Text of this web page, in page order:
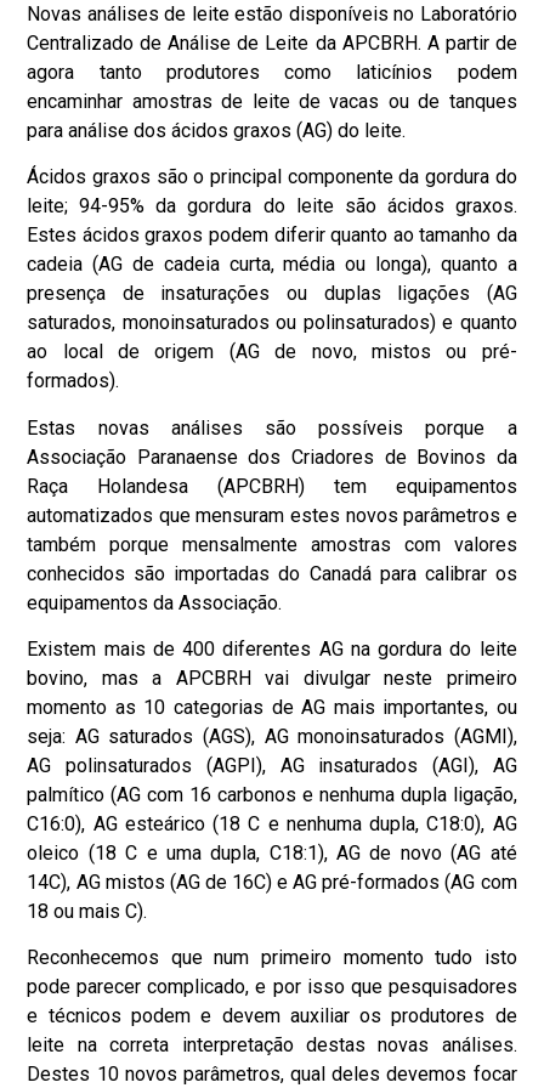
Novas análises de leite estão disponíveis no Laboratório
Centralizado de Análise de Leite da APCBRH. A partir de
agora tanto produtores como laticínios podem
encaminhar amostras de leite de vacas ou de tanques
para análise dos ácidos graxos (AG) do leite.
Ácidos graxos são o principal componente da gordura do
leite; 94-95% da gordura do leite são ácidos graxos.
Estes ácidos graxos podem diferir quanto ao tamanho da
cadeia (AG de cadeia curta, média ou longa), quanto a
presença de insaturações ou duplas ligações (AG
saturados, monoinsaturados ou polinsaturados) e quanto
ao local de origem (AG de novo, mistos ou pré-
formados).
Estas novas análises são possíveis porque a
Associação Paranaense dos Criadores de Bovinos da
Raça Holandesa (APCBRH) tem equipamentos
automatizados que mensuram estes novos parâmetros e
também porque mensalmente amostras com valores
conhecidos são importadas do Canadá para calibrar os
equipamentos da Associação.
Existem mais de 400 diferentes AG na gordura do leite
bovino, mas a APCBRH vai divulgar neste primeiro
momento as 10 categorias de AG mais importantes, ou
seja: AG saturados (AGS), AG monoinsaturados (AGMI),
AG polinsaturados (AGPI), AG insaturados (AGI), AG
palmítico (AG com 16 carbonos e nenhuma dupla ligação,
C16:0), AG esteárico (18 C e nenhuma dupla, C18:0), AG
oleico (18 C e uma dupla, C18:1), AG de novo (AG até
14C), AG mistos (AG de 16C) e AG pré-formados (AG com
18 ou mais C).
Reconhecemos que num primeiro momento tudo isto
pode parecer complicado, e por isso que pesquisadores
e técnicos podem e devem auxiliar os produtores de
leite na correta interpretação destas novas análises.
Destes 10 novos parâmetros, qual deles devemos focar